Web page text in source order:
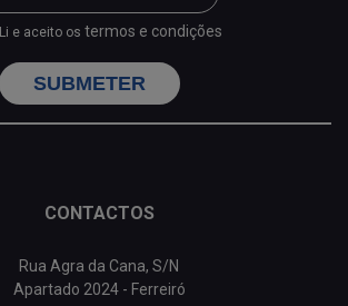
Li e aceito os termos e condições
SUBMETER
CONTACTOS
Rua Agra da Cana, S/N
Apartado 2024 - Ferreiró